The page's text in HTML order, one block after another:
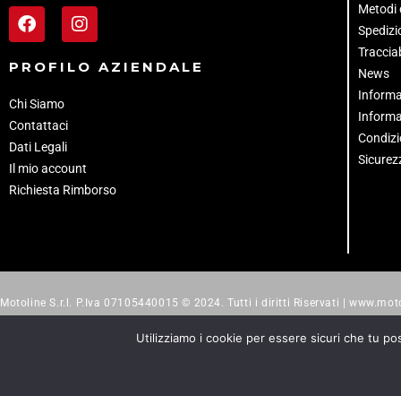
PROFILO AZIENDALE
Chi Siamo
Contattaci
Dati Legali
Il mio account
Richiesta Rimborso
Metodi
News
Motoline S.r.l. P.Iva 07105440015 © 2024. Tutti i diritti Riservati |
Utilizziamo i cookie per essere sicuri che tu